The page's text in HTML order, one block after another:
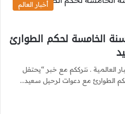
أخبار العالم
الخامسة لحكم الطوارئ
الأخبار العالمية . نترككم مع خبر “يحتفل
الطوارئ مع دعوات لرحيل سعيد…